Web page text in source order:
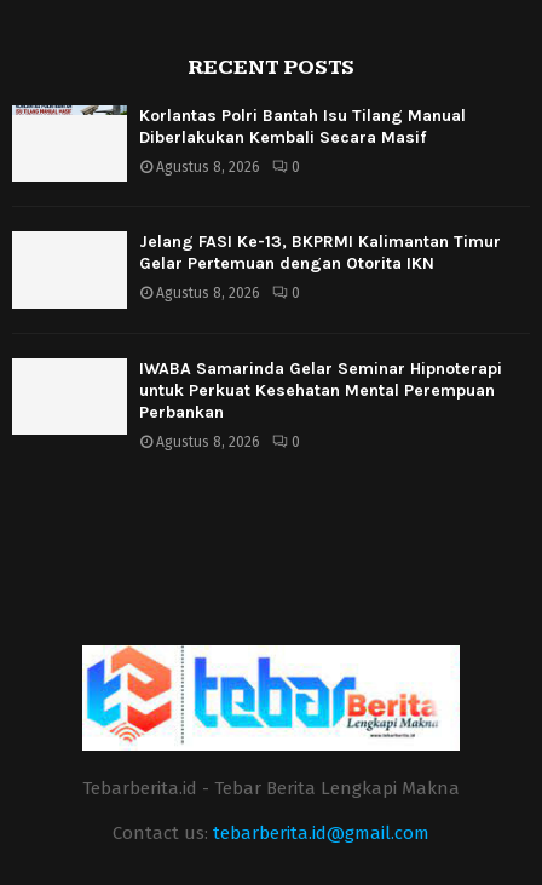
RECENT POSTS
Korlantas Polri Bantah Isu Tilang Manual
Diberlakukan Kembali Secara Masif
Agustus 8, 2026 0
Jelang FASI Ke-13, BKPRMI Kalimantan Timur
Gelar Pertemuan dengan Otorita IKN
Agustus 8, 2026 0
IWABA Samarinda Gelar Seminar Hipnoterapi
untuk Perkuat Kesehatan Mental Perempuan
Perbankan
Agustus 8, 2026 0
Tebarberita.id - Tebar Berita Lengkapi Makna
Contact us: tebarberita.id@gmail.com